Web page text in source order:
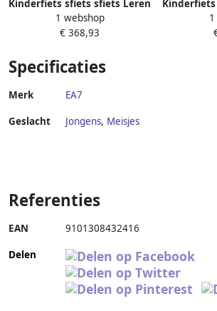
Kinderfiets sfiets sfiets Leren
Fietsen Dubbel Remsysteem
16 inch Paars Kleurverloop
1 webshop
€ 368,93
Fietsen
Specificaties
Merk EA7
Geslacht Jongens, Meisjes
Referenties
EAN 9101308432416
Delen